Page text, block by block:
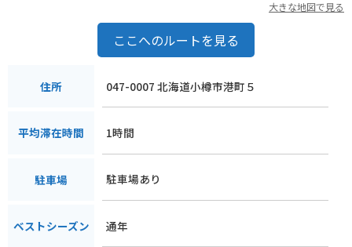
大きな地図で見る
ここへのルートを見る
住所 047-0007 北海道小樽市港町５
平均滞在時間 1時間
駐車場 駐車場あり
ベストシーズン 通年